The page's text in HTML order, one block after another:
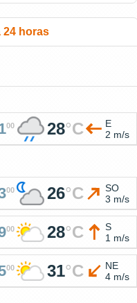
24 horas
00 28°C
E
2 m/s
00 26°C
SO
3 m/s
00 28°C
S
1 m/s
00 31°C
NE
4 m/s